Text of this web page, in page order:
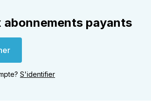
payants
S'identifier